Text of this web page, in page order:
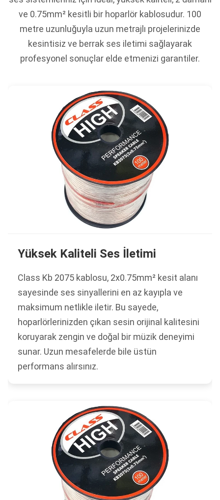
ve 0.75mm² kesitli bir hoparlör kablosudur. 100
metre uzunluğuyla uzun metrajlı projelerinizde
kesintisiz ve berrak ses iletimi sağlayarak
profesyonel sonuçlar elde etmenizi garantiler.
Yüksek Kaliteli Ses İletimi
Class Kb 2075 kablosu, 2x0.75mm² kesit alanı
sayesinde ses sinyallerini en az kayıpla ve
maksimum netlikle iletir. Bu sayede,
hoparlörlerinizden çıkan sesin orijinal kalitesini
koruyarak zengin ve doğal bir müzik deneyimi
sunar. Uzun mesafelerde bile üstün
performans alırsınız.